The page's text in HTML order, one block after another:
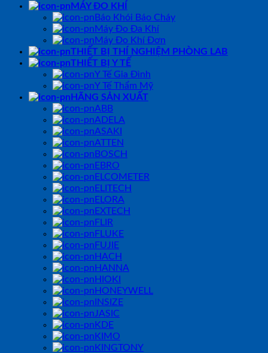
MÁY ĐO KHÍ
Báo Khói Báo Cháy
Máy Đo Đa Khí
Máy Đo Khí Đơn
THIẾT BỊ THÍ NGHIỆM PHÒNG LAB
THIẾT BỊ Y TẾ
Y Tế Gia Đình
Y Tế Thẩm Mỹ
HÃNG SẢN XUẤT
ABB
ADELA
ASAKI
ATTEN
BOSCH
EBRO
ELCOMETER
ELITECH
ELORA
EXTECH
FLIR
FLUKE
FUJIE
HACH
HANNA
HIOKI
HONEYWELL
INSIZE
JASIC
KDE
KIMO
KINGTONY